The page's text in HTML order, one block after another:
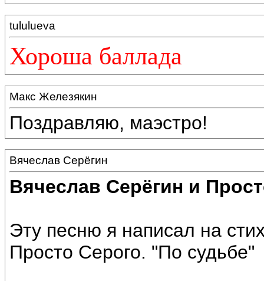
tululueva
Хороша баллада
Макс Железякин
Поздравляю, маэстро!
Вячеслав Серёгин
Вячеслав Серёгин и
Эту песню я написал на
Просто Серого. "По судьбе"